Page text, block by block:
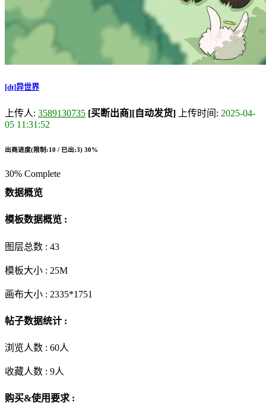
[dt]异世界
上传人: 3589130735 [买断出商][自动发货] 上传时间: 2025-04-
05 11:31:52
出商进度(限制:10 / 已出:3) 30%
30% Complete
数据概览
模板数据概览 :
图层总数 : 43
模板大小 : 25M
画布大小 : 2335*1751
帖子数据统计 :
浏览人数 : 60人
收藏人数 : 9人
购买&使用要求 :